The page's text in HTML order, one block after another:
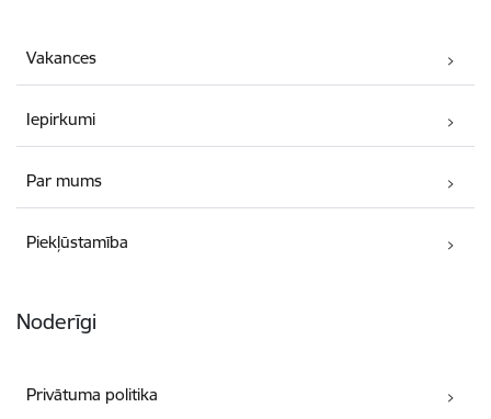
Vakances
Iepirkumi
Par mums
Piekļūstamība
Noderīgi
Privātuma politika